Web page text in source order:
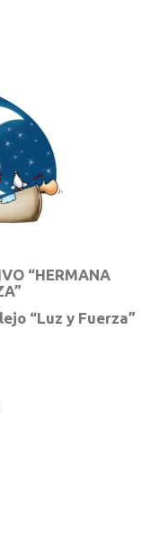
“HERMANA
“Luz y Fuerza”